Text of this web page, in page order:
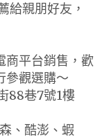
給親朋好友，
商平台銷售，歡
參觀選購～
88巷7號1樓
、酷澎、蝦